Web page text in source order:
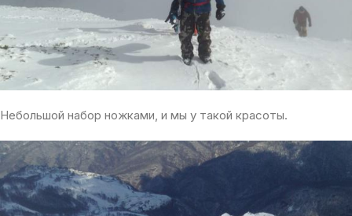
Небольшой набор ножками, и мы у такой красоты.